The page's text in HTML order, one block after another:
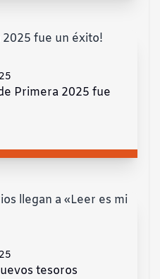
Primera 2025 fue
tesoros